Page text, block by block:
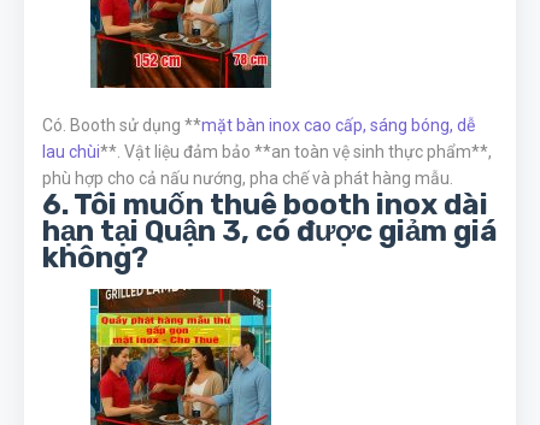
Có. Booth sử dụng **mặt bàn inox cao cấp, sáng bóng, dễ
lau chùi**. Vật liệu đảm bảo **an toàn vệ sinh thực phẩm**,
phù hợp cho cả nấu nướng, pha chế và phát hàng mẫu.
6. Tôi muốn thuê booth inox dài
hạn tại Quận 3, có được giảm giá
không?